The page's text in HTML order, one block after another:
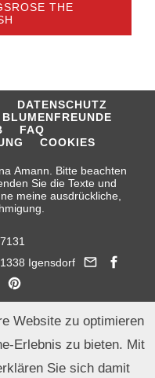
THE
DATENSCHUTZ
FAQ
COOKIES
Amann. Bitte beachten
Sie die Texte und
meine ausdrückliche,
Igensdorf
Website zu optimieren
Erlebnis zu bieten. Mit
Sie sich damit